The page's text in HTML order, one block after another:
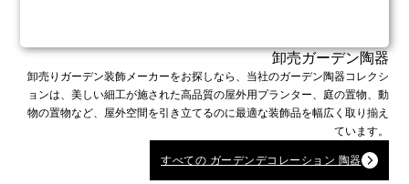
卸売ガーデン陶器
卸売りガーデン装飾メーカーをお探しなら、当社のガーデン陶器コレクシ
ョンは、美しい細工が施された高品質の屋外用プランター、庭の置物、動
物の置物など、屋外空間を引き立てるのに最適な装飾品を幅広く取り揃え
ています。
すべての ガーデンデコレーション 陶器